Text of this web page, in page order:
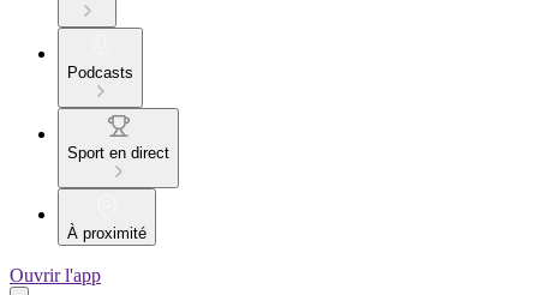
Podcasts
Sport en direct
À proximité
Ouvrir l'app